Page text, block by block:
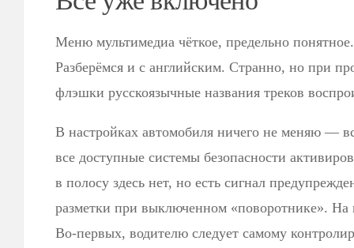
Меню мультимедиа чёткое, предельно
Разберёмся и с английским. Странно, но при
флэшки русскоязычные названия треков
В настройках автомобиля ничего не меняю —
все доступные системы безопасности
в полосу здесь нет, но есть сигнал
разметки при выключенном «поворотнике».
Во-первых, водителю следует самому